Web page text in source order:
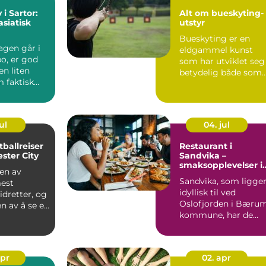
i Sartor:
går i
er god
liten
faktisk
Alt om bueskyting-
utstyr
Bueskyting er en
eldgammel kunst
som har utviklet seg
betydelig både som
City
av
og
av å se et
04. jul
Restaurant i
Sandvika –
smaksopplevelser i
Sandvika, som ligger
idyllisk til ved
Oslofjorden i
kommune, har de
02. apr